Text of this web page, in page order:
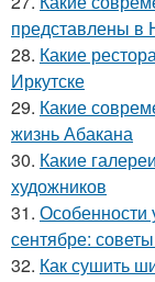
представлены в
28. Какие
Иркутске
29. Какие
жизнь Абакана
30. Какие
художников
31. Особенности
сентябре:
32. Как сушить